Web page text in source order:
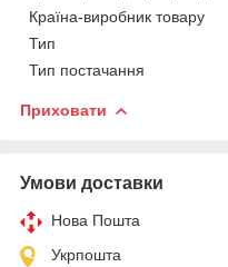
Країна-виробник товару
Тип
Тип постачання
Приховати
Умови доставки
Нова Пошта
Укрпошта